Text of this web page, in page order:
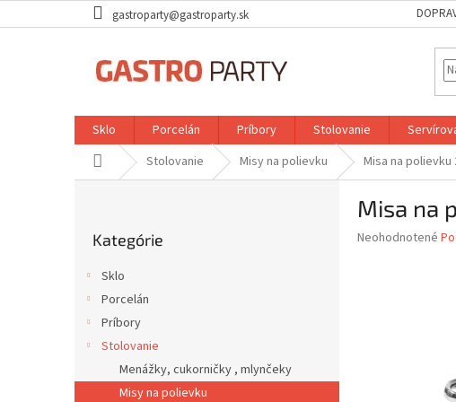
na
gastroparty@gastroparty.sk
Sklo Porcelán Príbory Stolovanie
DomovStolovanie Misy na polievku Misa na polievku
kategórie
Kategórie
Sklo
Porcelán
Príbory
Stolovanie
Menážky, cukorničky , mlynčeky
Misy na polievku
Misa na
Priemerné
Neohodnotené